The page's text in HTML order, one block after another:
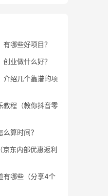
哪些好项目？
业做什么好？
介绍几个靠谱的项
教程（教你抖音零
算时间？
东内部优惠返利
有哪些（分享4个